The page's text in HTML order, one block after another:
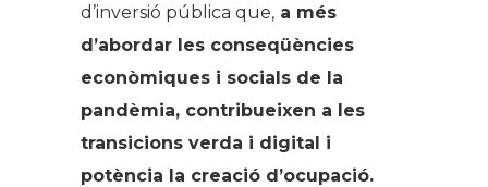
d’inversió pública que, a més
d’abordar les conseqüències
econòmiques i socials de la
pandèmia, contribueixen a les
transicions verda i digital i
potència la creació d’ocupació.